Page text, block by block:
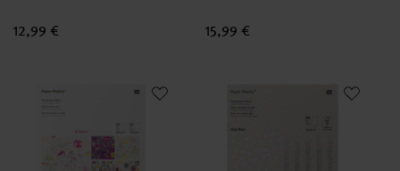
12,99 € 15,99 €
Paper Poetry Motivpapier Block for Girls neon 21x30cm 30
Paper Poetry Graukarton